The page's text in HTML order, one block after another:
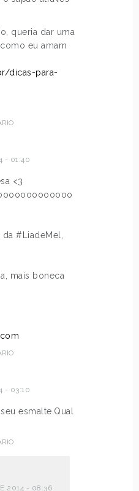
queria dar uma
eu amam
dicas-para-
- 01:40
<3
#LiadeMel,
mais boneca
- 03:10
esmalte.Qual
2014 - 08:36